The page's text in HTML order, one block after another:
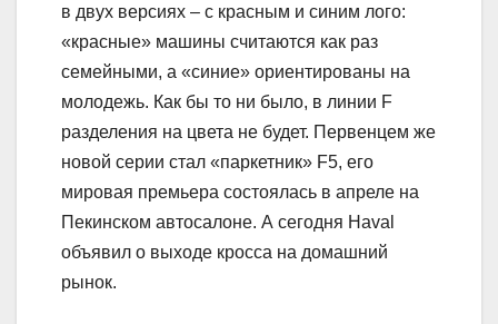
в двух версиях – с красным и синим лого:
«красные» машины считаются как раз
семейными, а «синие» ориентированы на
молодежь. Как бы то ни было, в линии F
разделения на цвета не будет. Первенцем же
новой серии стал «паркетник» F5, его
мировая премьера состоялась в апреле на
Пекинском автосалоне. А сегодня Haval
объявил о выходе кросса на домашний
рынок.